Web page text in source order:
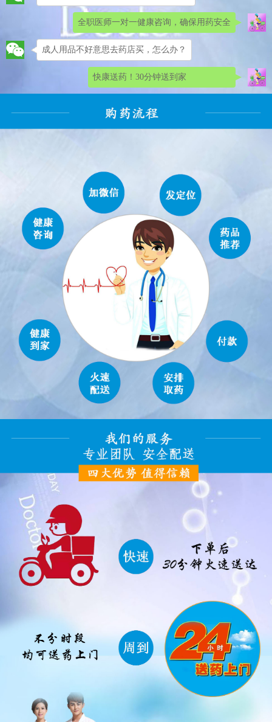
全职医师一对一健康咨询，确保用药安全
成人用品不好意思去药店买，怎么办？
快康送药！30分钟送到家